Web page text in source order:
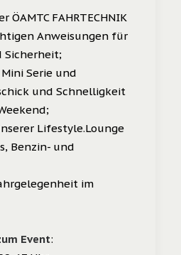
FAHRTECHNIK
Anweisungen für
Sicherheit;
Serie und
und Schnelligkeit
Lifestyle.Lounge
Benzin- und
im
Event: